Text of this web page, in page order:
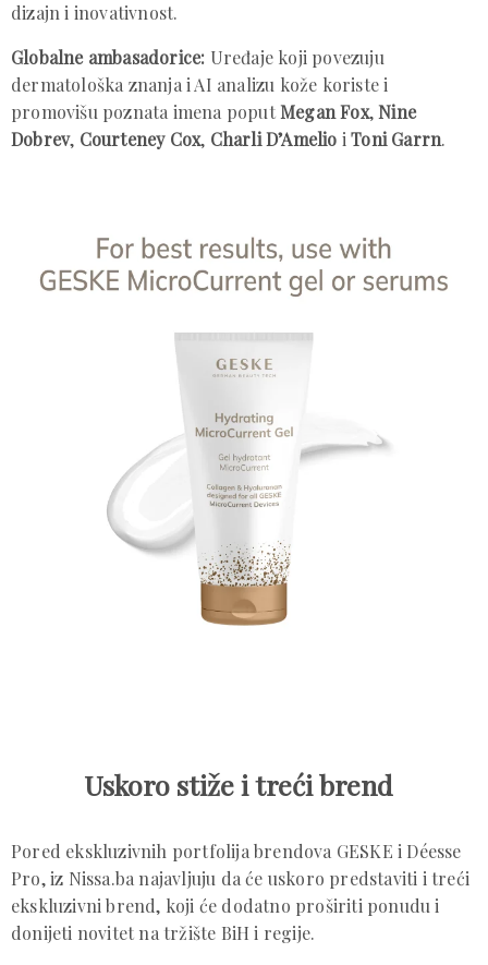
dizajn i inovativnost.
Globalne ambasadorice: Uređaje koji povezuju
dermatološka znanja i AI analizu kože koriste i
promovišu poznata imena poputMegan Fox,Nine
Dobrev, Courteney Cox, Charli D’Amelio iToni Garrn.
Uskoro stiže i treći brend
Pored ekskluzivnih portfolija brendova GESKE i Déesse
Pro, iz Nissa.ba najavljuju da će uskoro predstaviti i treći
ekskluzivni brend, koji će dodatno proširiti ponudu i
donijeti novitet na tržište BiH i regije.